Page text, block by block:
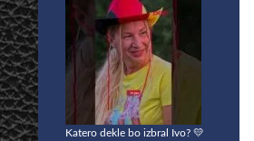
Katero dekle bo izbral Ivo? 💛